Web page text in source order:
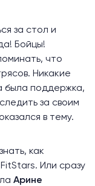
за стол и
Бойцы!
что
Никакие
была поддержка,
за своим
в тему.
как
Или сразу
Арине